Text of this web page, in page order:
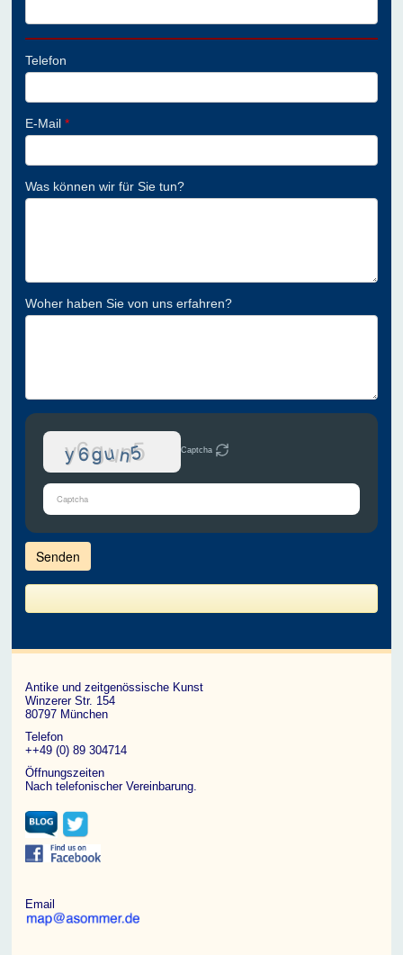
Telefon
E-Mail*
Was können wir für Sie tun?
Woher haben Sie von uns erfahren?
Captcha
gib
die
im
CAPTCHA
angezeigten
bestätigen,
ein
Mensch
bist.
Antike und zeitgenössische Kunst
Winzerer Str. 154
80797 München
Telefon
++49 (0) 89 304714
Öffnungszeiten
Nach telefonischer Vereinbarung.
Email